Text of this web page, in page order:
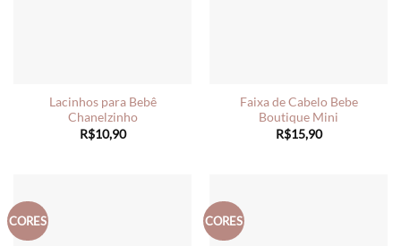
Lacinhos para Bebê
Chanelzinho
R$10,90
Faixa de Cabelo Bebe
Boutique Mini
R$15,90
CORES CORES